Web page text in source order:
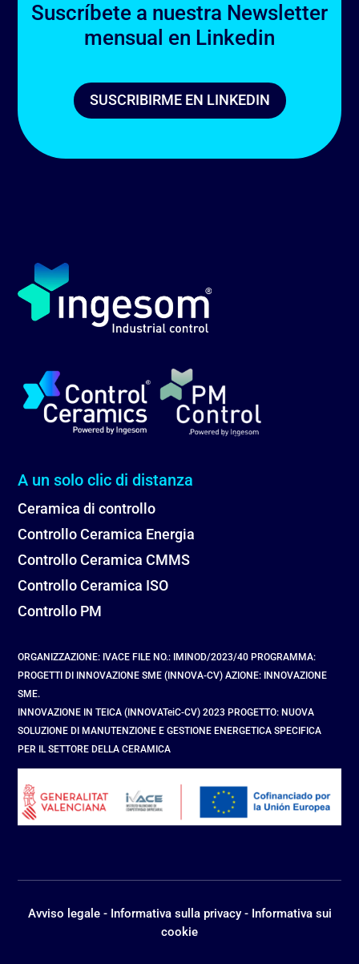
Suscríbete a nuestra Newsletter
mensual en Linkedin
SUSCRIBIRME EN LINKEDIN
A un solo clic di distanza
Ceramica di controllo
Controllo Ceramica Energia
Controllo Ceramica CMMS
Controllo Ceramica ISO
Controllo PM
ORGANIZZAZIONE: IVACE FILE NO.: IMINOD/2023/40 PROGRAMMA:
PROGETTI DI INNOVAZIONE SME (INNOVA-CV) AZIONE: INNOVAZIONE
SME.
INNOVAZIONE IN TEICA (INNOVATeiC-CV) 2023 PROGETTO: NUOVA
SOLUZIONE DI MANUTENZIONE E GESTIONE ENERGETICA SPECIFICA
PER IL SETTORE DELLA CERAMICA
Avviso legale- Informativa sulla privacy- Informativa sui
cookie